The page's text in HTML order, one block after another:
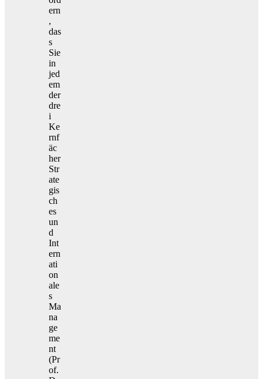
ern
,
das
s
Sie
in
jed
em
der
dre
i
Ke
rnf
äc
her
Str
ate
gis
ch
es
un
d
Int
ern
ati
on
ale
s
Ma
na
ge
me
nt
(Pr
of.